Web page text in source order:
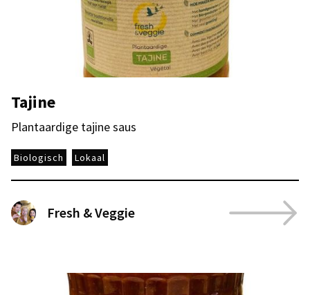
Tajine
Plantaardige tajine saus
Biologisch Lokaal
Fresh & Veggie